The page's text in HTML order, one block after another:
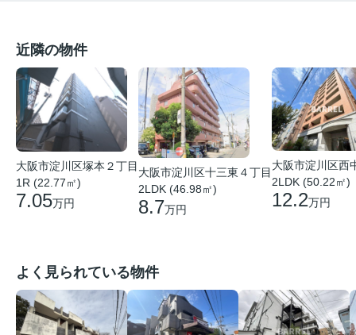
近隣の物件
大阪市淀川区塚本２丁目
1R (22.77㎡)
7.05万円
大阪市淀川区十三東４丁目
2LDK (46.98㎡)
8.7万円
大阪市淀川区西
2LDK (50.22㎡)
12.2万円
よく見られている物件